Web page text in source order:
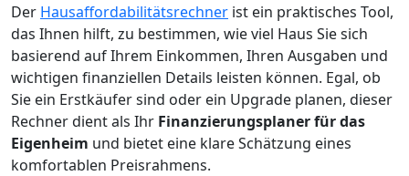
Der Hausaffordabilitätsrechner ist ein praktisches Tool,
das Ihnen hilft, zu bestimmen, wie viel Haus Sie sich
basierend auf Ihrem Einkommen, Ihren Ausgaben und
wichtigen finanziellen Details leisten können. Egal, ob
Sie ein Erstkäufer sind oder ein Upgrade planen, dieser
Rechner dient als Ihr Finanzierungsplaner für das
Eigenheim und bietet eine klare Schätzung eines
komfortablen Preisrahmens.